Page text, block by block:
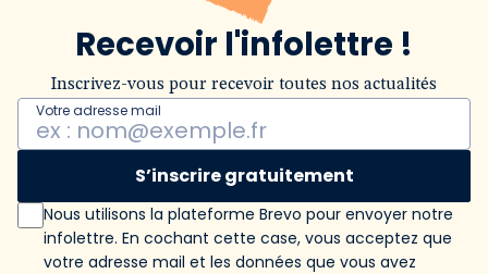
Recevoir l'infolettre !
Inscrivez-vous pour recevoir toutes nos actualités
Votre adresse mail
S’inscrire gratuitement
Nous utilisons la plateforme Brevo pour envoyer notre
infolettre. En cochant cette case, vous acceptez que
votre adresse mail et les données que vous avez